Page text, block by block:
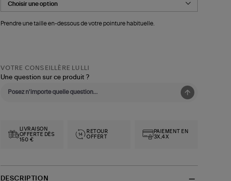
Prendre une taille en-dessous de votre pointure habituelle.
VOTRE CONSEILLÈRE LULLI
Une question sur ce produit ?
LIVRAISON
OFFERTE DÈS
150 €
RETOUR
OFFERT
PAIEMENT EN
3X,4X
DESCRIPTION